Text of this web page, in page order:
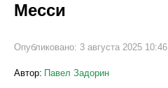
Месси
Опубликовано: 3 августа 2025 10:46
Автор: Павел Задорин